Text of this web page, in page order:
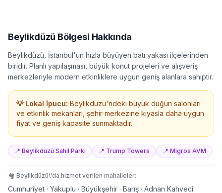
Beylikdüzü Bölgesi Hakkında
Beylikdüzü, İstanbul'un hızla büyüyen batı yakası ilçelerinden
biridir. Planlı yapılaşması, büyük konut projeleri ve alışveriş
merkezleriyle modern etkinliklere uygun geniş alanlara sahiptir.
💡 Lokal İpucu: Beylikdüzü'ndeki büyük düğün salonları
ve etkinlik mekanları, şehir merkezine kıyasla daha uygun
fiyat ve geniş kapasite sunmaktadır.
📍 Beylikdüzü Sahil Parkı 📍 Trump Towers 📍 Migros AVM
🏘️ Beylikdüzü\'da hizmet verilen mahalleler:
Cumhuriyet · Yakuplu · Büyükşehir · Barış · Adnan Kahveci ·